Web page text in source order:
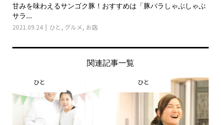
甘みを味わえるサンゴク豚！おすすめは「豚バラしゃぶしゃぶ
サラ...
2021.09.24 ひと , グルメ, お店
関連記事一覧
ひと ひと